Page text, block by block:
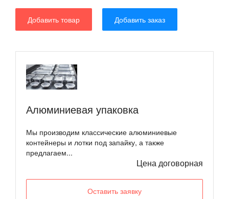
Добавить товар Добавить заказ
Алюминиевая упаковка
Мы производим классические алюминиевые
контейнеры и лотки под запайку, а также
предлагаем...
Цена договорная
Оставить заявку